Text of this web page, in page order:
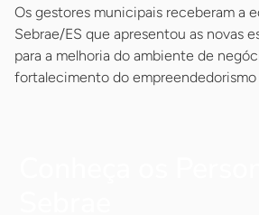
Os gestores municipais receberam a
Sebrae/ES que apresentou as novas
para a melhoria do ambiente de
fortalecimento do empreendedorismo